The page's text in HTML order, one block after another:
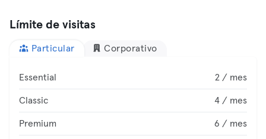
Límite de visitas
Particular Corporativo
Essential 2 / mes
Classic 4 / mes
Premium 6 / mes